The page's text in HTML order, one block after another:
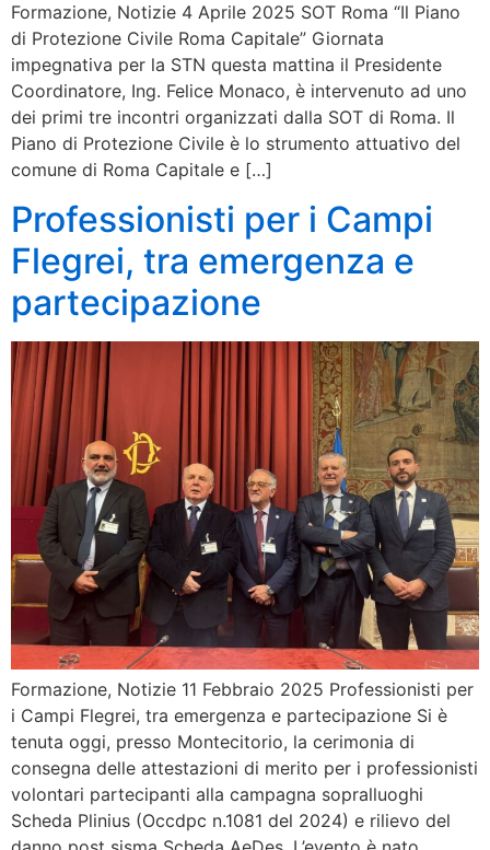
Formazione, Notizie 4 Aprile 2025 SOT Roma “Il Piano
di Protezione Civile Roma Capitale” Giornata
impegnativa per la STN questa mattina il Presidente
Coordinatore, Ing. Felice Monaco, è intervenuto ad uno
dei primi tre incontri organizzati dalla SOT di Roma. Il
Piano di Protezione Civile è lo strumento attuativo del
comune di Roma Capitale e […]
Professionisti per i Campi
Flegrei, tra emergenza e
partecipazione
Formazione, Notizie 11 Febbraio 2025 Professionisti per
i Campi Flegrei, tra emergenza e partecipazione Si è
tenuta oggi, presso Montecitorio, la cerimonia di
consegna delle attestazioni di merito per i professionisti
volontari partecipanti alla campagna sopralluoghi
Scheda Plinius (Occdpc n.1081 del 2024) e rilievo del